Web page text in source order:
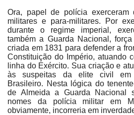
Ora, papel de polícia exerceram
militares e para-militares. Por
durante o regime imperial,
também a Guarda Nacional,
criada em 1831 para defender a
Constituição do Império, atuando
linha do Exército. Sua criação e
às suspeitas da elite civil em
Brasileiro. Nesta lógica do
de Almeida a Guarda Nacional
nomes da polícia militar em
obviamente, incorreria em